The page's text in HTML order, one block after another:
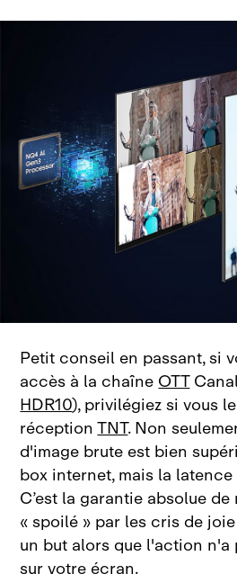
Petit conseil en passant, si
accès à la chaîneOTT
HDR10), privilégiez si vous
réceptionTNT. Non
d'image brute est bien
box internet, mais la
C’est la garantie absolue
« spoilé » par les cris de
un but alors que l'action n'a
sur votre écran.